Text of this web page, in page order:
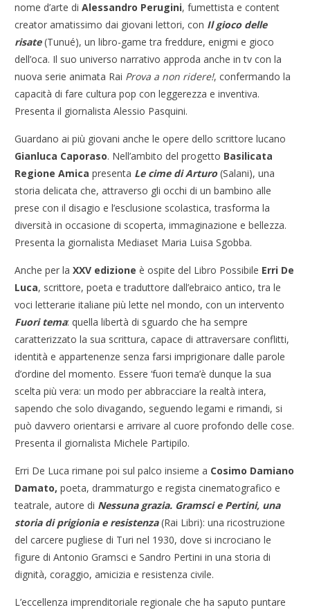
nome d’arte diAlessandro Perugini, fumettista e content
creator amatissimo dai giovani lettori, con Il gioco delle
risate(Tunué), un libro-game tra freddure, enigmi e gioco
dell’oca. Il suo universo narrativo approda anche in tv con la
nuova serie animata Rai Prova a non ridere!, confermando la
capacità di fare cultura pop con leggerezza e inventiva.
Presenta il giornalista Alessio Pasquini.
Guardano ai più giovani anche le opere dello scrittore lucano
Gianluca Caporaso. Nell’ambito del progetto Basilicata
Regione Amica presenta Le cime di Arturo (Salani), una
storia delicata che, attraverso gli occhi di un bambino alle
prese con il disagio e l’esclusione scolastica, trasforma la
diversità in occasione di scoperta, immaginazione e bellezza.
Presenta la giornalista Mediaset Maria Luisa Sgobba.
Anche per laXXV edizione è ospite del Libro Possibile Erri De
Luca, scrittore, poeta e traduttore dall’ebraico antico, tra le
voci letterarie italiane più lette nel mondo, con un intervento
Fuori tema: quella libertà di sguardo che ha sempre
caratterizzato la sua scrittura, capace di attraversare conflitti,
identità e appartenenze senza farsi imprigionare dalle parole
d’ordine del momento. Essere ‘fuori tema’è dunque la sua
scelta più vera: un modo per abbracciare la realtà intera,
sapendo che solo divagando, seguendo legami e rimandi, si
può davvero orientarsi e arrivare al cuore profondo delle cose.
Presenta il giornalista Michele Partipilo.
Erri De Luca rimane poi sul palco insieme a Cosimo Damiano
Damato,poeta, drammaturgo e regista cinematografico e
teatrale, autore di Nessuna grazia. Gramsci e Pertini, una
storia di prigionia e resistenza(Rai Libri): una ricostruzione
del carcere pugliese di Turi nel 1930, dove si incrociano le
figure di Antonio Gramsci e Sandro Pertini in una storia di
dignità, coraggio, amicizia e resistenza civile.
L’eccellenza imprenditoriale regionale che ha saputo puntare